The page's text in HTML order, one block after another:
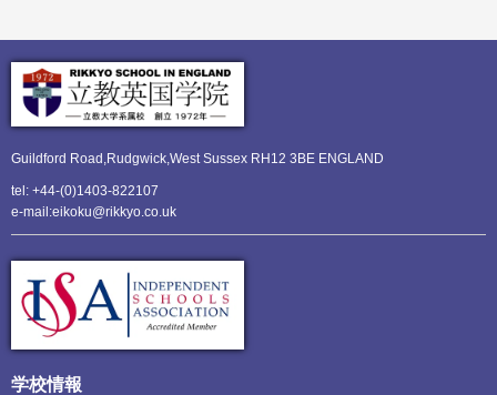
Guildford Road,Rudgwick,West Sussex RH12 3BE ENGLAND
tel: +44-(0)1403-822107
e-mail:eikoku@rikkyo.co.uk
学校情報